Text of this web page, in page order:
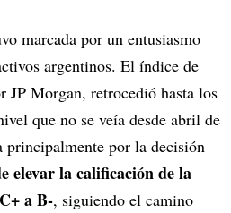
marcada por un entusiasmo
argentinos. El índice de
JP Morgan, retrocedió hasta los
que no se veía desde abril de
principalmente por la decisión
elevar la calificación de la
a B-, siguiendo el camino